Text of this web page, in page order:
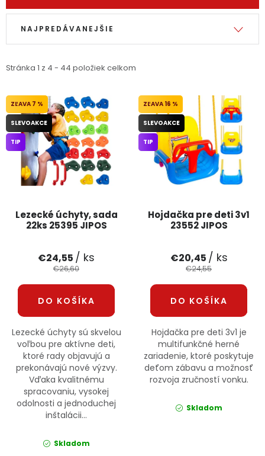
Podmienky ochrany osobných údajov
Přihlášení Registrace
Výpis produktov
Stránka 1 z 4 - 44 položiek celkom
Radenie produktov
NAJPREDÁVANEJŠIE
Lezecké úchyty, sada
22ks 25395 JIPOS
7 %
SLEVOAKCE
TIP
€24,55 / ks
€26,60
DO KOŠÍKA
Lezecké úchyty sú skvelou
voľbou pre aktívne deti,
ktoré rady objavujú a
prekonávajú nové výzvy.
Vďaka kvalitnému
spracovaniu, vysokej
odolnosti a jednoduchej
inštalácii...
Skladom
Hojdačka pre deti 3v1
23552 JIPOS
16 %
SLEVOAKCE
TIP
€20,45 / ks
€24,55
DO KOŠÍKA
Hojdačka pre deti 3v1 je
multifunkčné herné
zariadenie, ktoré poskytuje
deťom zábavu a možnosť
rozvoja zručností vonku.
Skladom